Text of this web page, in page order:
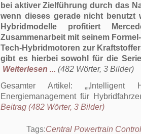
bei aktiver Zielführung durch das
wenn dieses gerade nicht benutzt
Hybridmodelle profitiert
Zusammenarbeit mit seinem
Tech-Hybridmotoren zur
gibt es hierbei sowohl für die
Weiterlesen ... (482 Wörter, 3 Bilder)
Gesamter Artikel: „Intelligent
Energiemanagement für
Beitrag (482 Wörter, 3 Bilder)
Tags:Central Powertrain